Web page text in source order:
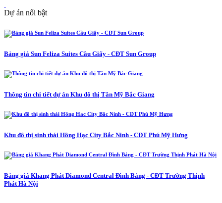
Dự án nổi bật
Bảng giá Sun Feliza Suites Cầu Giấy - CĐT Sun Group
Thông tin chi tiết dự án Khu đô thị Tân Mỹ Bắc Giang
Khu đô thị sinh thái Hồng Hạc City Bắc Ninh - CĐT Phú Mỹ Hưng
Bảng giá Khang Phát Diamond Central Đình Bảng - CĐT Trường Thịnh
Phát Hà Nội